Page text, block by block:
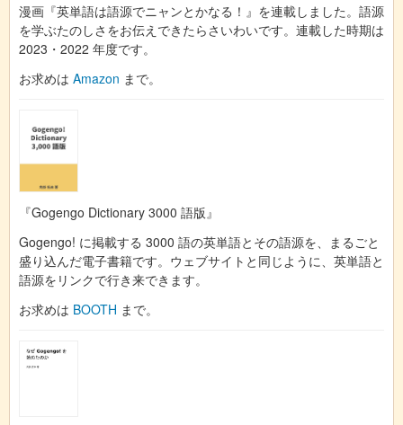
漫画『英単語は語源でニャンとかなる！』を連載しました。語源
を学ぶたのしさをお伝えできたらさいわいです。連載した時期は
2023・2022 年度です。
お求めは Amazon まで。
『Gogengo Dictionary 3000 語版』
Gogengo! に掲載する 3000 語の英単語とその語源を、まるごと
盛り込んだ電子書籍です。ウェブサイトと同じように、英単語と
語源をリンクで行き来できます。
お求めは BOOTH まで。